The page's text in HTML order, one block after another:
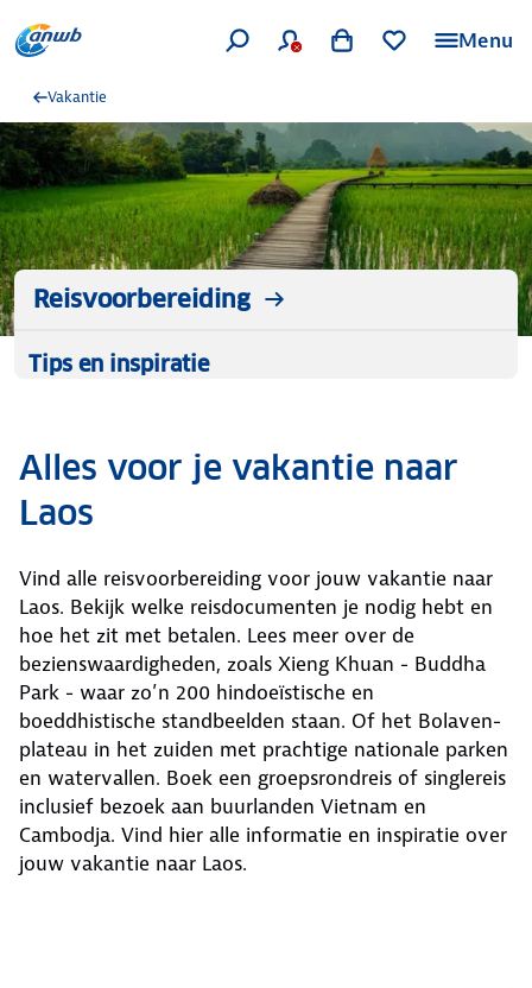
Menu
Vakantie
Reisvoorbereiding
Tips en inspiratie
Alles voor je vakantie naar
Laos
Vind alle reisvoorbereiding voor jouw vakantie naar
Laos. Bekijk welke reisdocumenten je nodig hebt en
hoe het zit met betalen. Lees meer over de
bezienswaardigheden, zoals Xieng Khuan - Buddha
Park - waar zo’n 200 hindoeïstische en
boeddhistische standbeelden staan. Of het Bolaven-
plateau in het zuiden met prachtige nationale parken
en watervallen. Boek een groepsrondreis of singlereis
inclusief bezoek aan buurlanden Vietnam en
Cambodja. Vind hier alle informatie en inspiratie over
jouw vakantie naar Laos.